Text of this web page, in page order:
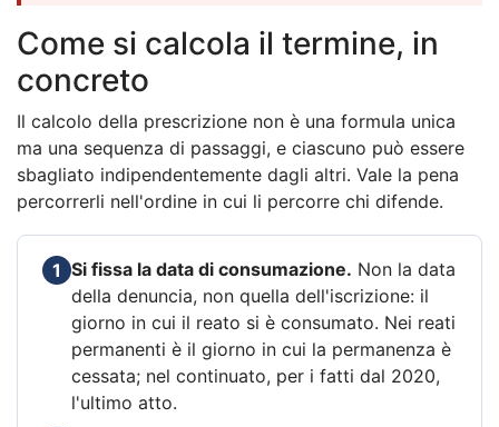
Come si calcola il termine, in
concreto
Il calcolo della prescrizione non è una formula unica
ma una sequenza di passaggi, e ciascuno può essere
sbagliato indipendentemente dagli altri. Vale la pena
percorrerli nell'ordine in cui li percorre chi difende.
1 Si fissa la data di consumazione. Non la data
della denuncia, non quella dell'iscrizione: il
giorno in cui il reato si è consumato. Nei reati
permanenti è il giorno in cui la permanenza è
cessata; nel continuato, per i fatti dal 2020,
l'ultimo atto.